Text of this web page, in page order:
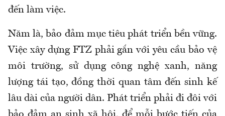
đến làm việc.
Năm là, bảo đảm mục tiêu phát triển bền vững.
Việc xây dựng FTZ phải gắn với yêu cầu bảo vệ
môi trường, sử dụng công nghệ xanh, năng
lượng tái tạo, đồng thời quan tâm đến sinh kế
lâu dài của người dân. Phát triển phải đi đôi với